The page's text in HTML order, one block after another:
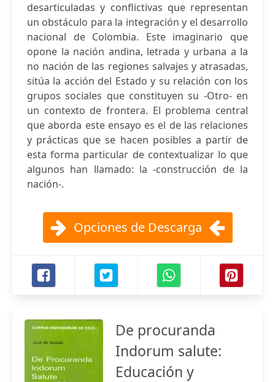
desarticuladas y conflictivas que representan
un obstáculo para la integración y el desarrollo
nacional de Colombia. Este imaginario que
opone la nación andina, letrada y urbana a la
no nación de las regiones salvajes y atrasadas,
sitúa la acción del Estado y su relación con los
grupos sociales que constituyen su -Otro- en
un contexto de frontera. El problema central
que aborda este ensayo es el de las relaciones
y prácticas que se hacen posibles a partir de
esta forma particular de contextualizar lo que
algunos han llamado: la -construcción de la
nación-.
Opciones de Descarga
De procuranda
Indorum salute:
Educación y